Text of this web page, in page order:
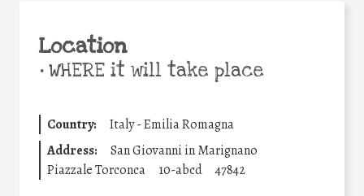
Location
•WHERE it will take place
Country:
Italy - Emilia Romagna
Address:
San Giovanni in Marignano
Piazzale Torconca
10-abcd 47842